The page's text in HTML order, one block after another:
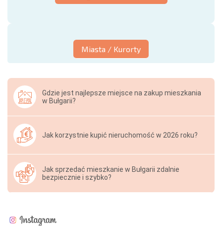
Miasta / Kurorty
Gdzie jest najlepsze miejsce na zakup mieszkania
w Bułgarii?
Jak korzystnie kupić nieruchomość w 2026 roku?
Jak sprzedać mieszkanie w Bułgarii zdalnie
bezpiecznie i szybko?